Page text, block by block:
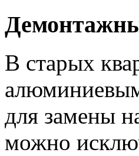
В старых
для замены
можно